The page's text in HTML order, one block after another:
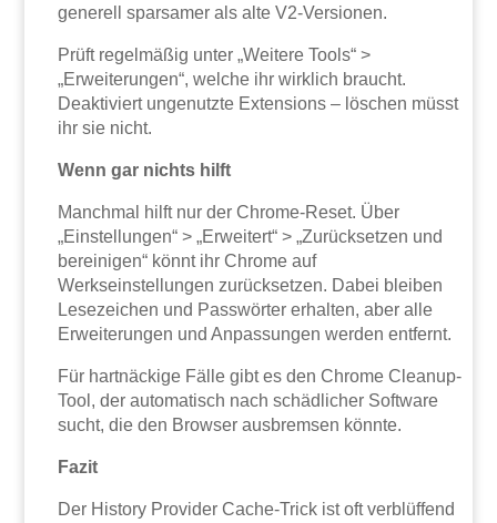
generell sparsamer als alte V2-Versionen.
Prüft regelmäßig unter „Weitere Tools“ >
„Erweiterungen“, welche ihr wirklich braucht.
Deaktiviert ungenutzte Extensions – löschen müsst
ihr sie nicht.
Wenn gar nichts hilft
Manchmal hilft nur der Chrome-Reset. Über
„Einstellungen“ > „Erweitert“ > „Zurücksetzen und
bereinigen“ könnt ihr Chrome auf
Werkseinstellungen zurücksetzen. Dabei bleiben
Lesezeichen und Passwörter erhalten, aber alle
Erweiterungen und Anpassungen werden entfernt.
Für hartnäckige Fälle gibt es den Chrome Cleanup-
Tool, der automatisch nach schädlicher Software
sucht, die den Browser ausbremsen könnte.
Fazit
Der History Provider Cache-Trick ist oft verblüffend